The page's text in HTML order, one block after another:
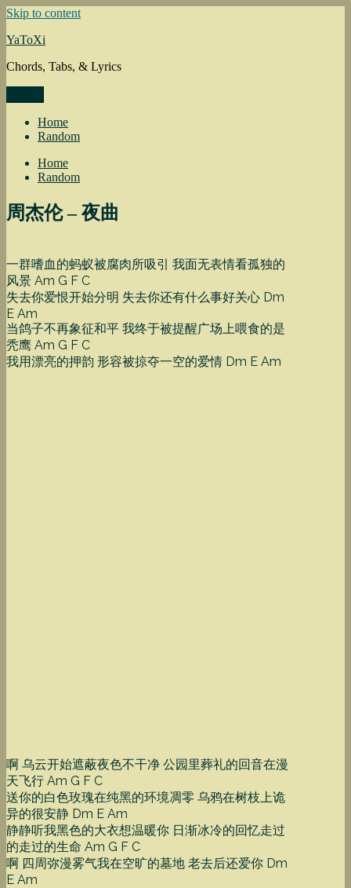
Skip to content
YaToXi
Chords, Tabs, & Lyrics
Home
Random
Home
Random
周杰伦 – 夜曲
一群嗜血的蚂蚁被腐肉所吸引 我面无表情看孤独的
风景 Am G F C
失去你爱恨开始分明 失去你还有什么事好关心 Dm
E Am
当鸽子不再象征和平 我终于被提醒广场上喂食的是
秃鹰 Am G F C
我用漂亮的押韵 形容被掠夺一空的爱情 Dm E Am
啊 乌云开始遮蔽夜色不干净 公园里葬礼的回音在漫
天飞行 Am G F C
送你的白色玫瑰在纯黑的环境凋零 乌鸦在树枝上诡
异的很安静 Dm E Am
静静听我黑色的大衣想温暖你 日渐冰冷的回忆走过
的走过的生命 Am G F C
啊 四周弥漫雾气我在空旷的墓地 老去后还爱你 Dm
E Am